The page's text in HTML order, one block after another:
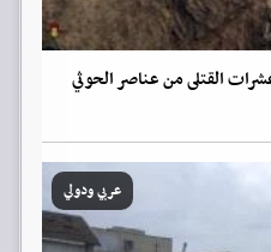
القتلى من عناصر الحوثي
عربي ودولي